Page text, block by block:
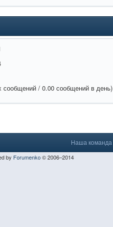
сообщений / 0.00 сообщений в день)
Наша команда
by Forumenko© 2006–2014